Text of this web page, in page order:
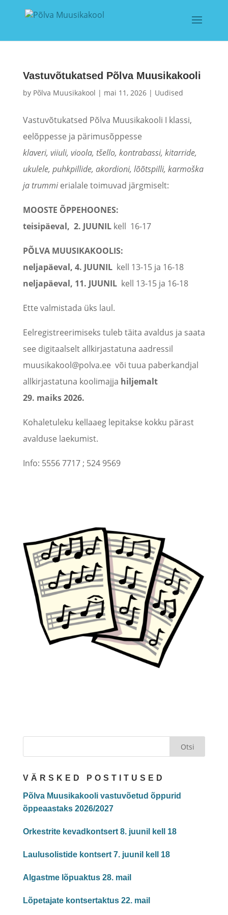
Vastuvõtukatsed Põlva Muusikakooli
by Põlva Muusikakool | mai 11, 2026| Uudised
Vastuvõtukatsed Põlva Muusikakooli I klassi,
eelõppesse ja pärimusõppesse
klaveri, viiuli, vioola, tšello, kontrabassi, kitarride,
ukulele, puhkpillide, akordioni, lõõtspilli, karmoška
ja trummierialale toimuvad järgmiselt:
MOOSTE ÕPPEHOONES:
teisipäeval, 2. JUUNILkell 16-17
PÕLVA MUUSIKAKOOLIS:
neljapäeval, 4. JUUNIL kell 13-15 ja 16-18
neljapäeval, 11. JUUNIL kell 13-15 ja 16-18
Ette valmistada üks laul.
Eelregistreerimiseks tuleb täita avaldus ja saata
see digitaalselt allkirjastatuna aadressil
muusikakool@polva.ee või tuua paberkandjal
allkirjastatuna koolimajja hiljemalt
29. maiks 2026.
Kohaletuleku kellaaeg lepitakse kokku pärast
avalduse laekumist.
Info: 5556 7717 ; 524 9569
VÄRSKED POSTITUSED
Põlva Muusikakooli vastuvõetud õppurid
õppeaastaks 2026/2027
Orkestrite kevadkontsert 8. juunil kell 18
Laulusolistide kontsert 7. juunil kell 18
Algastme lõpuaktus 28. mail
Lõpetajate kontsertaktus 22. mail